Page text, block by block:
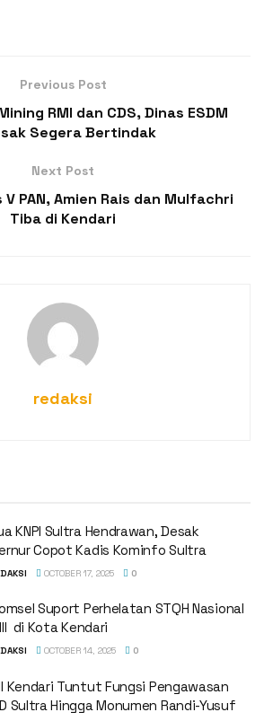
Previous Post
RMI dan CDS, Dinas ESDM
Segera Bertindak
Next Post
PAN, Amien Rais dan Mulfachri
Tiba di Kendari
redaksi
KNPI Sultra Hendrawan, Desak
Copot Kadis Kominfo Sultra
OCTOBER 17, 2025 0
Suport Perhelatan STQH Nasional
di Kota Kendari
OCTOBER 14, 2025 0
Kendari Tuntut Fungsi Pengawasan
Sultra Hingga Monumen Randi-Yusuf